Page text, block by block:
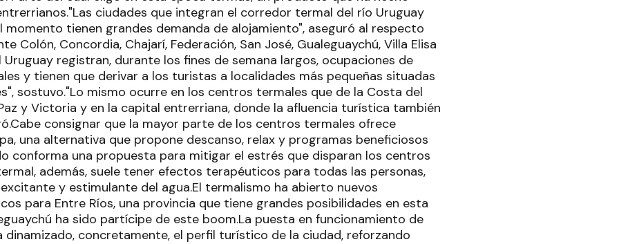
ciudades que integran el corredor termal del río Uruguay
momento tienen grandes demanda de alojamiento", aseguró al respecto
Colón, Concordia, Chajarí, Federación, San José, Gualeguaychú, Villa Elisa
registran, durante los fines de semana largos, ocupaciones de
y tienen que derivar a los turistas a localidades más pequeñas situadas
sostuvo."Lo mismo ocurre en los centros termales que de la Costa del
y Victoria y en la capital entrerriana, donde la afluencia turística también
consignar que la mayor parte de los centros termales ofrece
una alternativa que propone descanso, relax y programas beneficiosos
conforma una propuesta para mitigar el estrés que disparan los centros
además, suele tener efectos terapéuticos para todas las personas,
y estimulante del agua.El termalismo ha abierto nuevos
para Entre Ríos, una provincia que tiene grandes posibilidades en esta
ha sido partícipe de este boom.La puesta en funcionamiento de
dinamizado, concretamente, el perfil turístico de la ciudad, reforzando